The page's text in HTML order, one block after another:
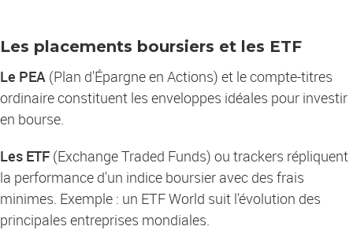
Les placements boursiers et les ETF
Le PEA (Plan d'Épargne en Actions) et le compte-titres
ordinaire constituent les enveloppes idéales pour investir
en bourse.
Les ETF (Exchange Traded Funds) ou trackers répliquent
la performance d'un indice boursier avec des frais
minimes. Exemple : un ETF World suit l'évolution des
principales entreprises mondiales.